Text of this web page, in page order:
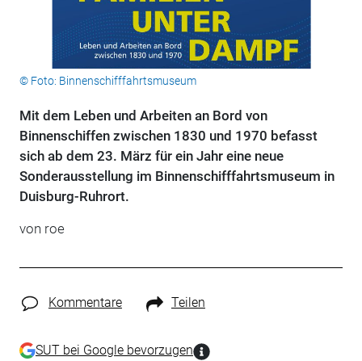
© Foto: Binnenschifffahrtsmuseum
Mit dem Leben und Arbeiten an Bord von
Binnenschiffen zwischen 1830 und 1970 befasst
sich ab dem 23. März für ein Jahr eine neue
Sonderausstellung im Binnenschifffahrtsmuseum in
Duisburg-Ruhrort.
von roe
Kommentare Teilen
SUT bei Google bevorzugen